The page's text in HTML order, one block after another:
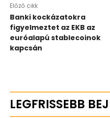
Előző cikk
Banki kockázatokra
figyelmeztet az EKB az
euróalapú stablecoinok
kapcsán
LEGFRISSEBB